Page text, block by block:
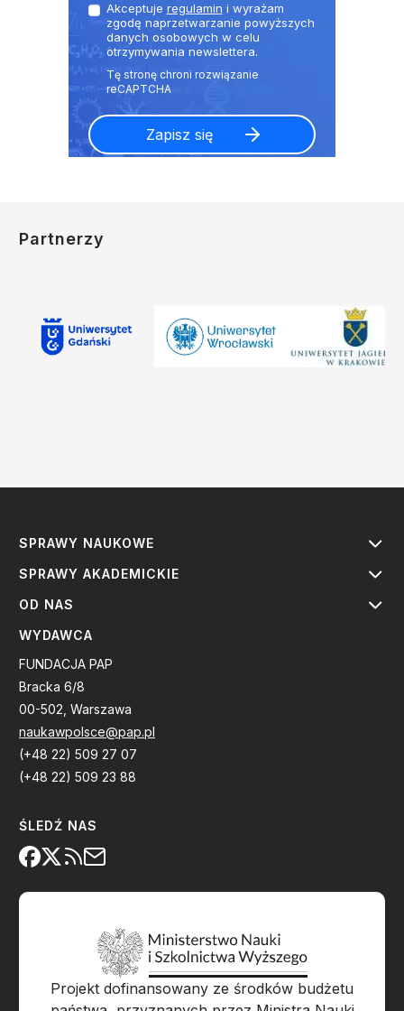
Akceptuje regulamin i wyrażam
zgodę naprzetwarzanie powyższych
danych osobowych w celu
otrzymywania newslettera.
Partnerzy
SPRAWY NAUKOWE
SPRAWY AKADEMICKIE
OD NAS
WYDAWCA
FUNDACJA PAP
Bracka 6/8
00-502, Warszawa
naukawpolsce@pap.pl
(+48 22) 509 27 07
(+48 22) 509 23 88
ŚLEDŹ NAS
Projekt dofinansowany ze środków budżetu